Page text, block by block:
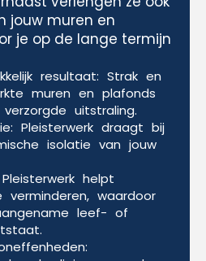
jouw muren en
je op de lange termijn
resultaat: Strak en
muren en plafonds
uitstraling.
Pleisterwerk draagt bij
isolatie van jouw
helpt
verminderen, waardoor
leef- of